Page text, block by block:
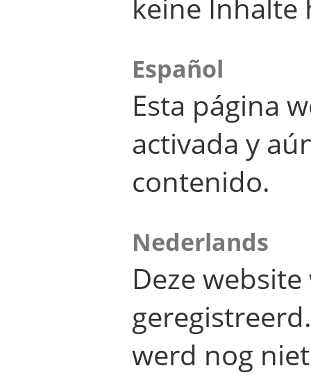
keine Inhalte
Español
Esta página
activada y
contenido.
Nederlands
Deze
werd nog